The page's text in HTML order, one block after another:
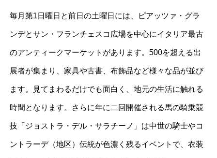
毎月第1日曜日と前日の土曜日には、ピアッツァ・グラ
ンデとサン・フランチェスコ広場を中心にイタリア最古
のアンティークマーケットがあります。500を超える出
展者が集まり、家具や古書、布飾品など様々な品が並び
ます。見てまわるだけでも面白く、地元の生活に触れる
時間となります。さらに年に二回開催される馬の騎乗競
技「ジョストラ・デル・サラチーノ」は中世の騎士やコ
ントラーデ（地区）伝統が色濃く残るイベントで、衣装